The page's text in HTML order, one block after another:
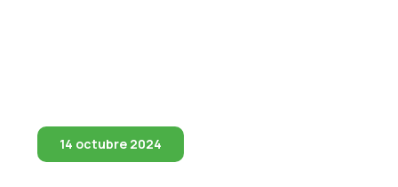
14 octubre 2024